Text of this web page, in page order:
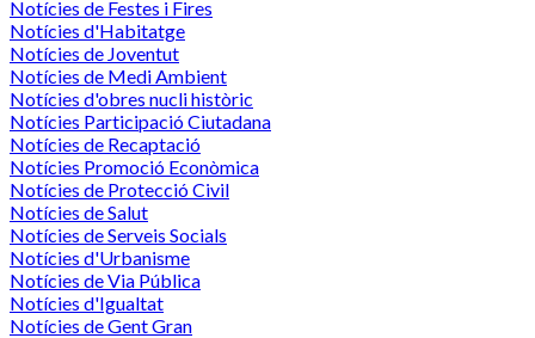
Notícies de Festes i Fires
Notícies d'Habitatge
Notícies de Joventut
Notícies de Medi Ambient
Notícies d'obres nucli històric
Notícies Participació Ciutadana
Notícies de Recaptació
Notícies Promoció Econòmica
Notícies de Protecció Civil
Notícies de Salut
Notícies de Serveis Socials
Notícies d'Urbanisme
Notícies de Via Pública
Notícies d'Igualtat
Notícies de Gent Gran